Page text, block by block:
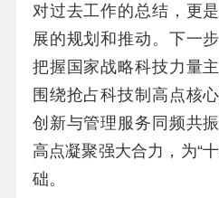
对过去工作的总结，更
展的规划和推动。下一
把握国家战略科技力量
围绕抢占科技制高点核
创新与管理服务同频共
高点凝聚强大合力，为“
础。